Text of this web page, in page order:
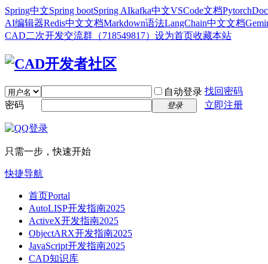
Spring中文Spring bootSpring AIkafka中文VSCode文档Pytorch
AI编辑器Redis中文文档Markdown语法LangChain中文文档
CAD二次开发交流群（718549817） 设为首页收藏本站
自动登录 找回密码
密码
登录 立即注册
只需一步，快速开始
快捷导航
首页Portal
AutoLISP开发指南2025
ActiveX开发指南2025
ObjectARX开发指南2025
JavaScript开发指南2025
CAD知识库